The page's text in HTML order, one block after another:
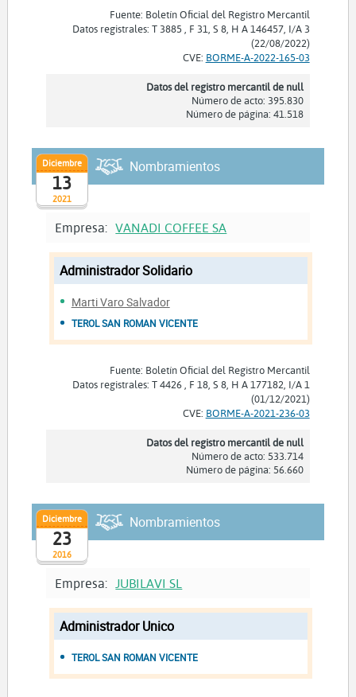
Fuente: Boletín Oficial del Registro Mercantil
Datos registrales: T 3885 , F 31, S 8, H A 146457, I/A 3
(22/08/2022)
CVE: BORME-A-2022-165-03
Datos del registro mercantil de null
Número de acto: 395.830
Número de página: 41.518
2021
Diciembre
13
Nombramientos
Empresa: VANADI COFFEE SA
Administrador Solidario
Marti Varo Salvador
TEROL SAN ROMAN VICENTE
Fuente: Boletín Oficial del Registro Mercantil
Datos registrales: T 4426 , F 18, S 8, H A 177182, I/A 1
(01/12/2021)
CVE: BORME-A-2021-236-03
Datos del registro mercantil de null
Número de acto: 533.714
Número de página: 56.660
2016
Diciembre
23
Nombramientos
Empresa: JUBILAVI SL
Administrador Unico
TEROL SAN ROMAN VICENTE